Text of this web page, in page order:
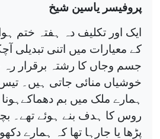
پروفیسر یاسین شیخ
ایک اور تکلیف دہ ہفتہ ختم
کے معیارات میں اتنی تبدیلی
جسم وجاں کا رشتہ برقرار رہ
خوشیاں منائی جاتی ہیں۔
ہمارے ملک میں بم
روس کا ہدف بنے ہوئے تھے۔
پڑھا یا جارہا تھا کہ ہمارے